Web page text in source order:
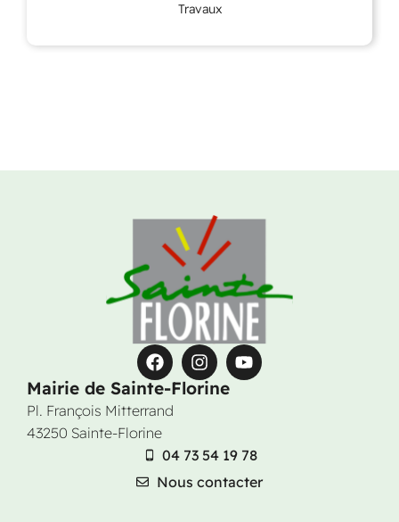
Travaux
Mairie de Sainte-Florine
Pl. François Mitterrand
43250 Sainte-Florine
04 73 54 19 78
Nous contacter